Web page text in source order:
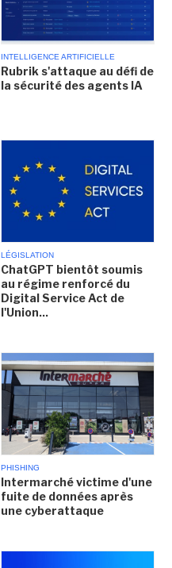
INTELLIGENCE ARTIFICIELLE
Rubrik s'attaque au défi de
la sécurité des agents IA
LÉGISLATION
ChatGPT bientôt soumis
au régime renforcé du
Digital Service Act de
l'Union...
PHISHING
Intermarché victime d'une
fuite de données après
une cyberattaque